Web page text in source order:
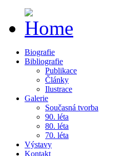
Biografie
Bibliografie
Publikace
Články
Ilustrace
Galerie
Současná tvorba
90. léta
80. léta
70. léta
Výstavy
Kontakt